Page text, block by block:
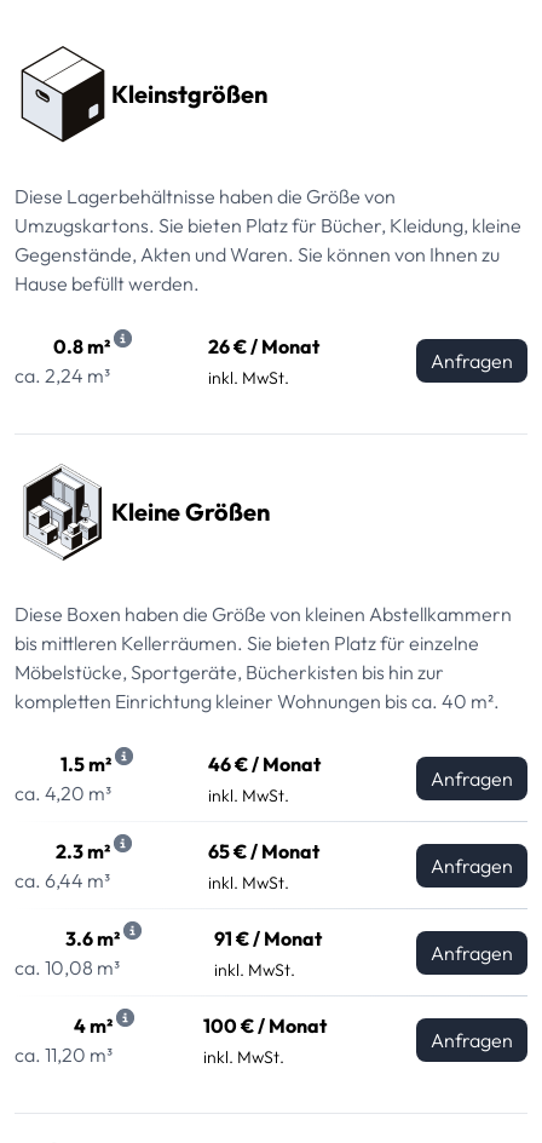
Kleinstgrößen
Diese Lagerbehältnisse haben die Größe von
Umzugskartons. Sie bieten Platz für Bücher, Kleidung, kleine
Gegenstände, Akten und Waren. Sie können von Ihnen zu
Hause befüllt werden.
0.8 m²
ca. 2,24 m³
26 € / Monat
inkl. MwSt.
Anfragen
Kleine Größen
Diese Boxen haben die Größe von kleinen Abstellkammern
bis mittleren Kellerräumen. Sie bieten Platz für einzelne
Möbelstücke, Sportgeräte, Bücherkisten bis hin zur
kompletten Einrichtung kleiner Wohnungen bis ca. 40 m².
1.5 m²
ca. 4,20 m³
46 € / Monat
inkl. MwSt.
Anfragen
2.3 m²
ca. 6,44 m³
65 € / Monat
inkl. MwSt.
Anfragen
3.6 m²
ca. 10,08 m³
91 € / Monat
inkl. MwSt.
Anfragen
4 m²
ca. 11,20 m³
100 € / Monat
inkl. MwSt.
Anfragen